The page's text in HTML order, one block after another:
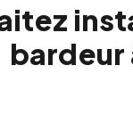
bardeur